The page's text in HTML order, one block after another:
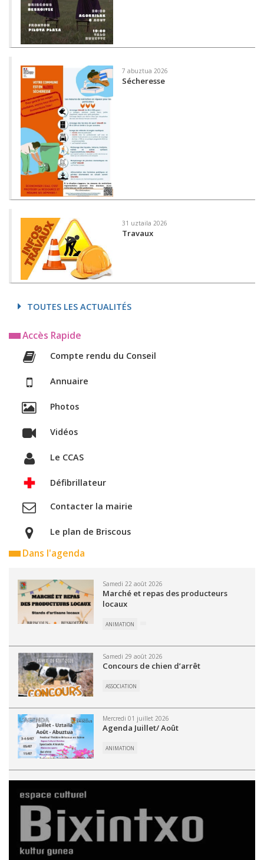
7 abuztua 2026
Sécheresse
31 uztaila 2026
Travaux
TOUTES LES ACTUALITÉS
Accès Rapide
Compte rendu du Conseil
Annuaire
Photos
Vidéos
Le CCAS
Défibrillateur
Contacter la mairie
Le plan de Briscous
Dans l'agenda
Samedi 22 août 2026
Marché et repas des producteurs
locaux
ANIMATION
Samedi 29 août 2026
Concours de chien d’arrêt
ASSOCIATION
Mercredi 01 juillet 2026
Agenda Juillet/ Août
ANIMATION